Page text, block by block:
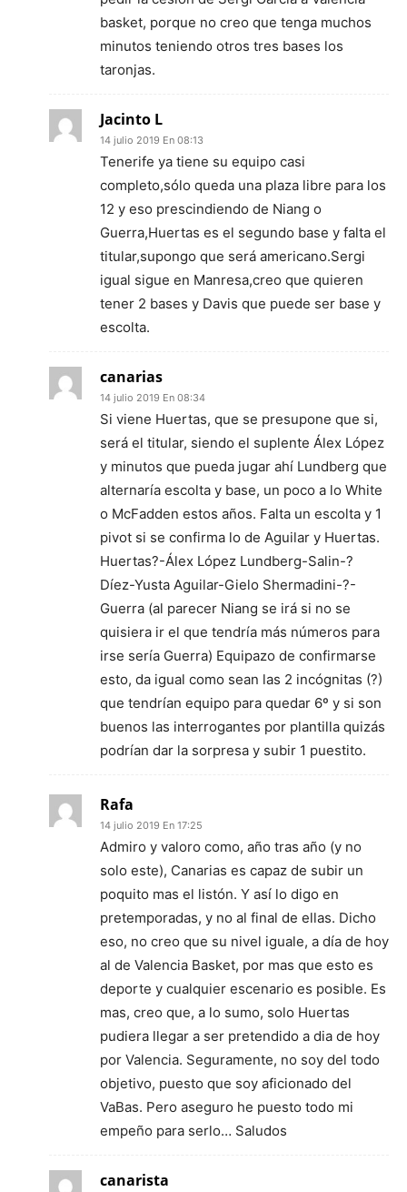
basket, porque no creo que tenga muchos
minutos teniendo otros tres bases los
taronjas.
Jacinto L
14 julio 2019 En 08:13
Tenerife ya tiene su equipo casi
completo,sólo queda una plaza libre para los
12 y eso prescindiendo de Niang o
Guerra,Huertas es el segundo base y falta el
titular,supongo que será americano.Sergi
igual sigue en Manresa,creo que quieren
tener 2 bases y Davis que puede ser base y
escolta.
canarias
14 julio 2019 En 08:34
Si viene Huertas, que se presupone que si,
será el titular, siendo el suplente Álex López
y minutos que pueda jugar ahí Lundberg que
alternaría escolta y base, un poco a lo White
o McFadden estos años. Falta un escolta y 1
pivot si se confirma lo de Aguilar y Huertas.
Huertas?-Álex López Lundberg-Salin-?
Díez-Yusta Aguilar-Gielo Shermadini-?-
Guerra (al parecer Niang se irá si no se
quisiera ir el que tendría más números para
irse sería Guerra) Equipazo de confirmarse
esto, da igual como sean las 2 incógnitas (?)
que tendrían equipo para quedar 6º y si son
buenos las interrogantes por plantilla quizás
podrían dar la sorpresa y subir 1 puestito.
Rafa
14 julio 2019 En 17:25
Admiro y valoro como, año tras año (y no
solo este), Canarias es capaz de subir un
poquito mas el listón. Y así lo digo en
pretemporadas, y no al final de ellas. Dicho
eso, no creo que su nivel iguale, a día de hoy
al de Valencia Basket, por mas que esto es
deporte y cualquier escenario es posible. Es
mas, creo que, a lo sumo, solo Huertas
pudiera llegar a ser pretendido a dia de hoy
por Valencia. Seguramente, no soy del todo
objetivo, puesto que soy aficionado del
VaBas. Pero aseguro he puesto todo mi
empeño para serlo… Saludos
canarista